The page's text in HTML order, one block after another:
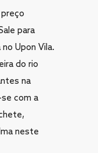
para
Upon Vila.
do rio
na
com a
neste